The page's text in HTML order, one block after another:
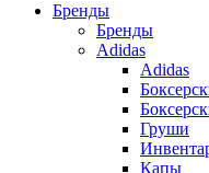
Бренды
Бренды
Adidas
Adidas
Груши
Капы